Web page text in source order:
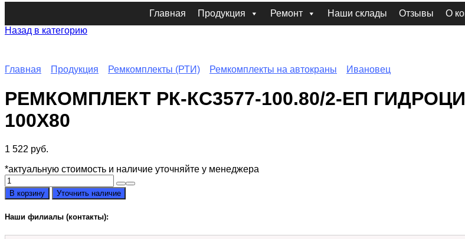
Главная Продукция Ремонт Наши склады Отзывы О
Назад в категорию
Главная Продукция Ремкомплекты (РТИ) Ремкомплекты на автокраны Ивановец
РЕМКОМПЛЕКТ РК-КС3577-100.80/2-ЕП
100Х80
1 522 руб.
*актуальную стоимость и наличие уточняйте у менеджера
Количество
товара
Ремкомплект
РК-
КС3577-
100.80/2-
В корзину Уточнить наличие
Наши филиалы (контакты):